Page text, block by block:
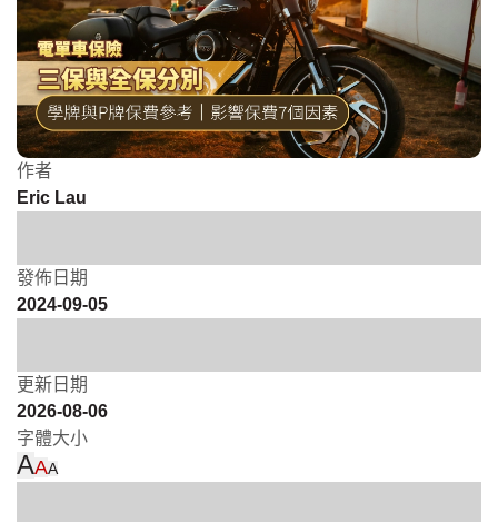
作者
Eric Lau
發佈日期
2024-09-05
更新日期
2026-08-06
字體大小
AAA